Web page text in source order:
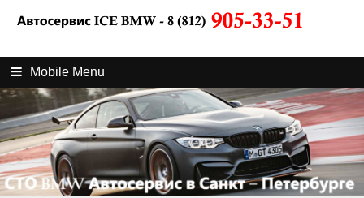
Mobile Menu